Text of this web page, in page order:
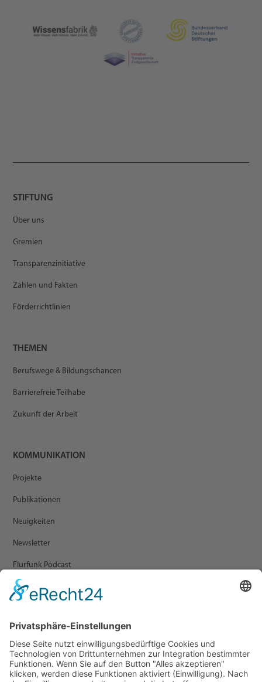
STIFTUNG
Über uns
Gremien
Transparenzinitiative
Zahlen und Fakten
Förderrichtlinien
THEMEN
Berufswege & Bildungschancen
Barrierefreie Teilhabe
Zukunft der Arbeit
KOMMUNIKATION
Projekte
Publikationen
Neuigkeiten
Newsletter
Flurfunk Podcast
Presse
Veranstaltungen
Newsletter Archiv